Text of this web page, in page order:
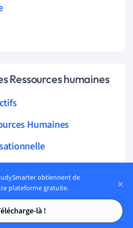
Tables des matières
Tables des matières
Ressources humaines
Humaines
et Oldham
Humaines
obtiennent de
plateforme gratuite.
là !